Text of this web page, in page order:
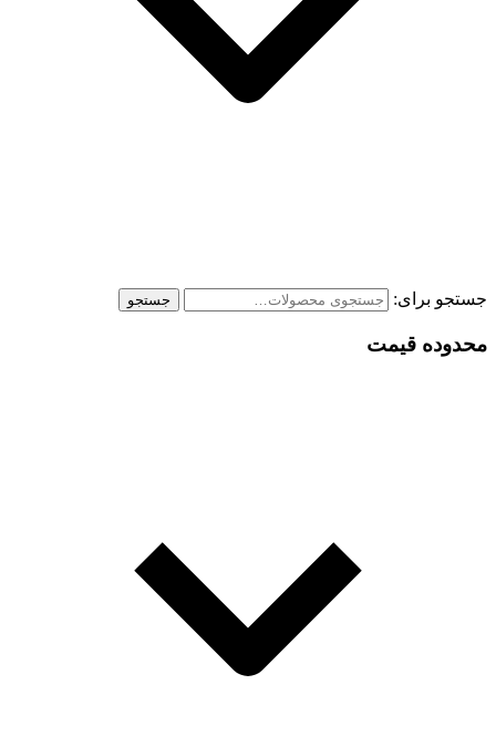
جستجو برای: جستجو
محدوده قیمت